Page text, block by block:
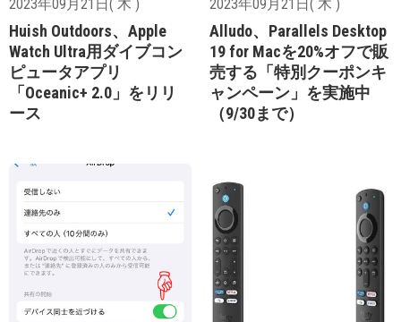
2023年09月21日( 木 )
Huish Outdoors、Apple
Watch Ultra用ダイブコン
ピュータアプリ
「Oceanic+ 2.0」をリリ
ース
2023年09月21日( 木 )
Alludo、Parallels Desktop
19 for Macを20%オフで販
売する「特別クーポンキ
ャンペーン」を実施中
（9/30まで）